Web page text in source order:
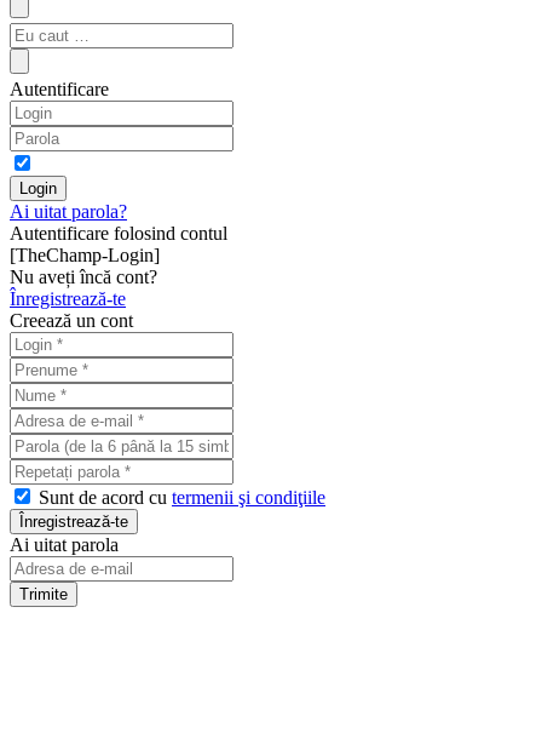
Autentificare
Ai uitat parola?
Autentificare folosind contul
[TheChamp-Login]
Nu aveți încă cont?
Înregistrează-te
Creează un cont
Sunt de acord cu termenii şi condiţiile
Ai uitat parola